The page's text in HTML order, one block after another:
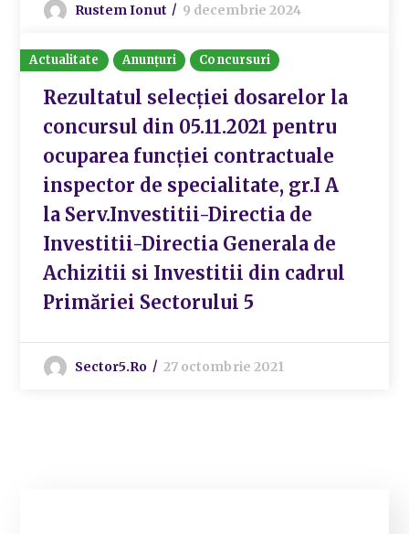
Rustem Ionut 9 decembrie 2024
Actualitate Anunțuri Concursuri
Rezultatul selecției dosarelor la
concursul din 05.11.2021 pentru
ocuparea funcției contractuale
inspector de specialitate, gr.I A
la Serv.Investitii-Directia de
Investitii-Directia Generala de
Achizitii si Investitii din cadrul
Primăriei Sectorului 5
Sector5.ro 27 octombrie 2021